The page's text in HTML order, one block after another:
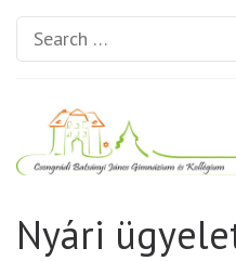
Search
for:
Gimnázium
Nyári